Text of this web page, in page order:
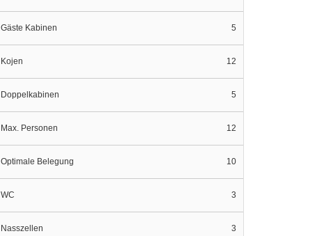
Gäste Kabinen 5
Kojen 12
Doppelkabinen 5
Max. Personen 12
Optimale Belegung 10
WC 3
Nasszellen 3